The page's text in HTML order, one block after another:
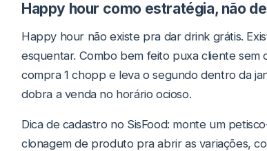
Happy hour como estratégia, não
Happy hour não existe pra dar drink grátis.
esquentar. Combo bem feito puxa cliente
compra 1 chopp e leva o segundo dentro da
dobra a venda no horário ocioso.
Dica de cadastro no SisFood: monte um
clonagem de produto pra abrir as variações,